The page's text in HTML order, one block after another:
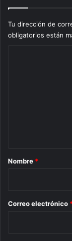
Tu dirección de
obligatorios están
r
*
Nombre *
Correo electrónico *